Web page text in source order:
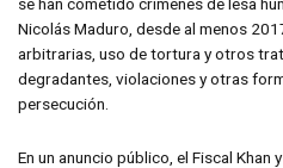
Nicolás Maduro, desde al menos
arbitrarias, uso de tortura y otros
degradantes, violaciones y otras
persecución.
En un anuncio público, el Fiscal